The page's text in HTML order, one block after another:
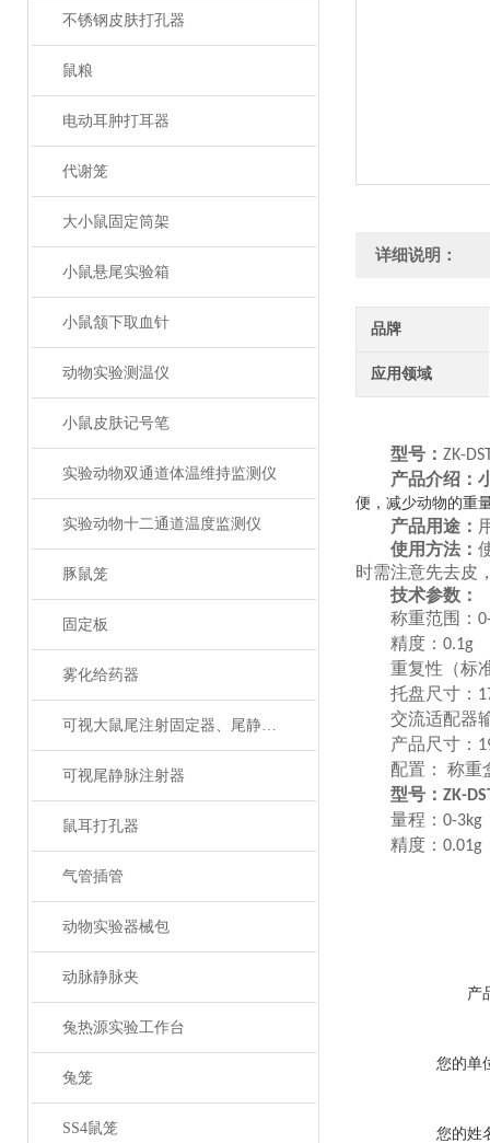
不锈钢皮肤打孔器
鼠粮
电动耳肿打耳器
代谢笼
大小鼠固定筒架
小鼠悬尾实验箱
小鼠颔下取血针
动物实验测温仪
小鼠皮肤记号笔
实验动物双通道体温维持监测仪
实验动物十二通道温度监测仪
豚鼠笼
固定板
雾化给药器
可视大鼠尾注射固定器、尾静脉注射
可视尾静脉注射器
鼠耳打孔器
气管插管
动物实验器械包
动脉静脉夹
兔热源实验工作台
兔笼
SS4鼠笼
详细说明：
品牌
应用领域
型号： ZK-
产品介绍：
便 ， 减少动物的重
产品用途：
使用方法：
时需注意先去皮
技术参数：
称重范围：
精度： 0.1g
重复性（标
托盘尺寸：
交流适配器
产品尺寸：
配置：
称重
型号： ZK-
量程： 0-3kg
精度： 0.01g
产
您的单
您的姓